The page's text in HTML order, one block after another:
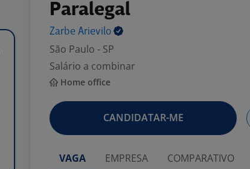
Paralegal
Zarbe Arievilo
São Paulo - SP
Salário a combinar
Home office
CANDIDATAR-ME
VAGA EMPRESA COMPARATIVO